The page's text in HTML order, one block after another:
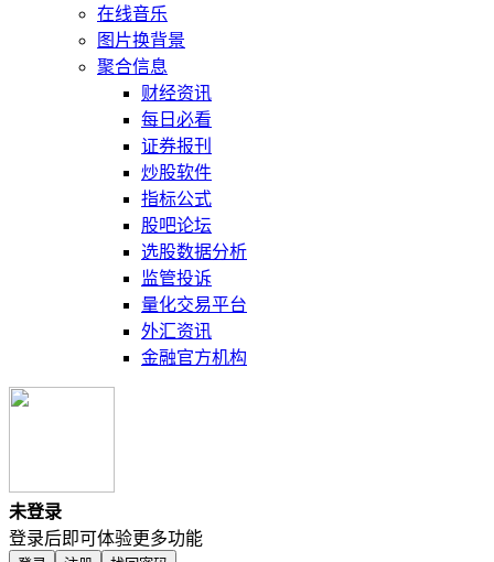
在线音乐
图片换背景
聚合信息
财经资讯
每日必看
证券报刊
炒股软件
指标公式
股吧论坛
选股数据分析
监管投诉
量化交易平台
外汇资讯
金融官方机构
未登录
登录后即可体验更多功能